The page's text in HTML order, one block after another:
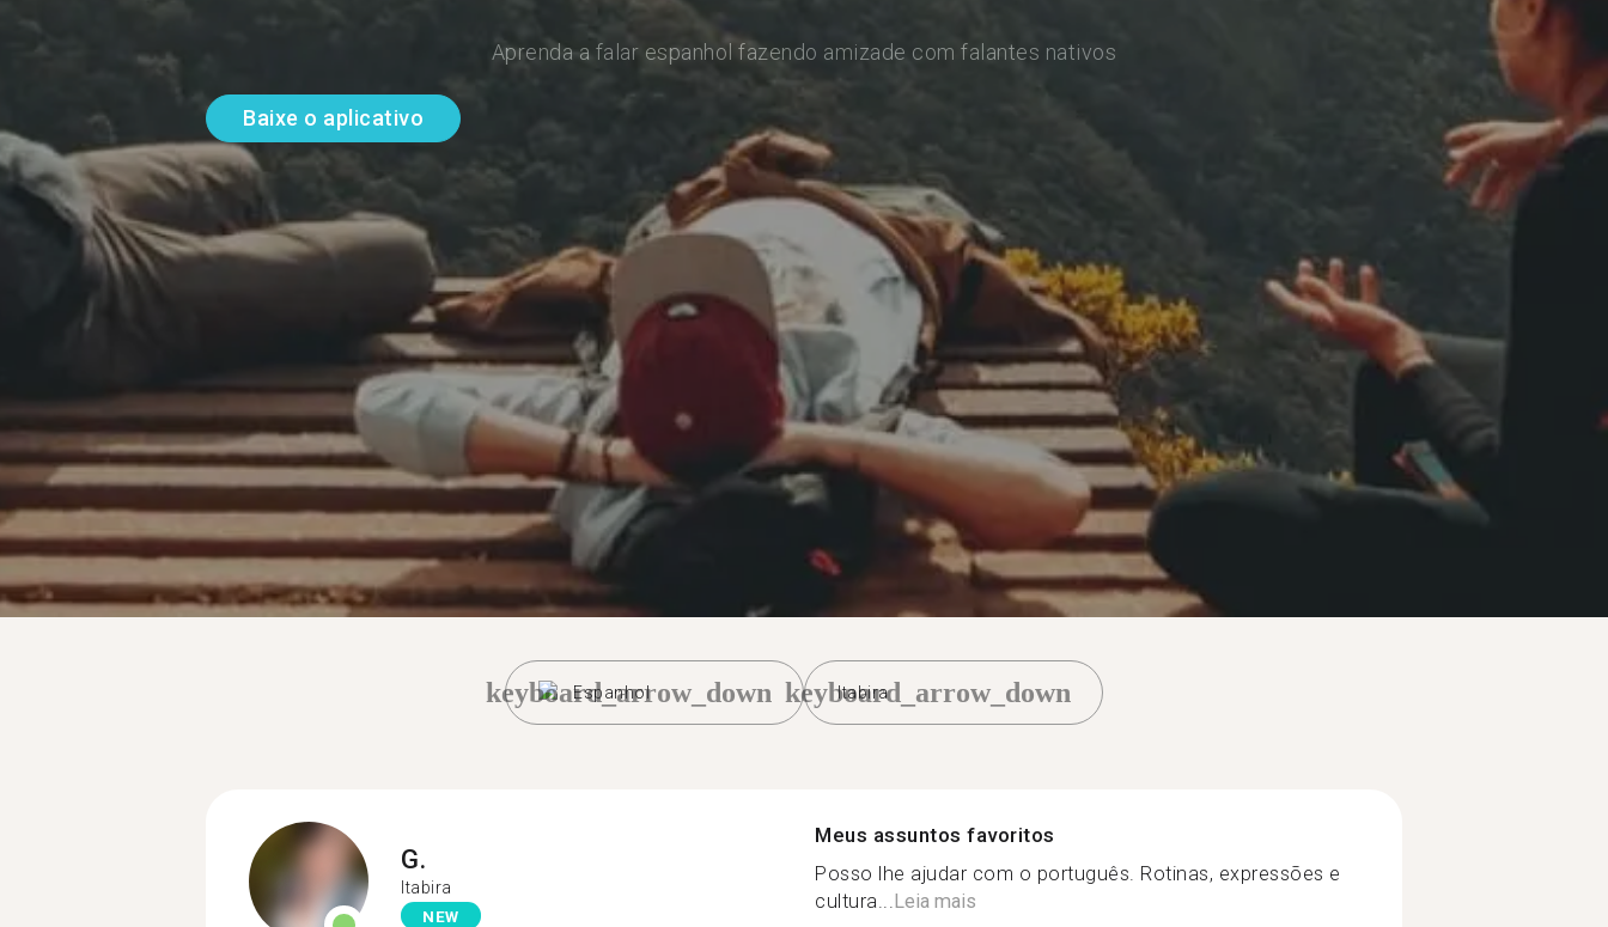
Aprenda a falar espanhol fazendo amizade com falantes nativos
Baixe o aplicativo
Espanhol
keyboard_arrow_down Itabira
keyboard_arrow_down
G.
Itabira
NEW
Meus assuntos favoritos
Posso lhe ajudar com o português. Rotinas, expressões e
cultura...Leia mais